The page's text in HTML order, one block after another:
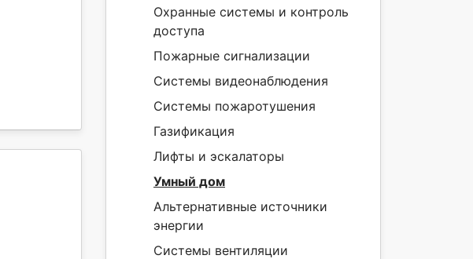
Охранные системы и контроль
доступа
Пожарные сигнализации
Системы видеонаблюдения
Системы пожаротушения
Газификация
Лифты и эскалаторы
Умный дом
Альтернативные источники
энергии
Системы вентиляции